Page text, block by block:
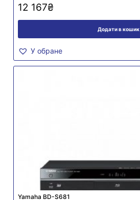
12 167₴
Додати в кошик
У обране
Yamaha BD-S681